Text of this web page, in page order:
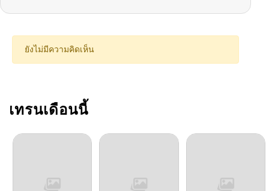
ยังไม่มีความคิดเห็น
เทรนเดือนนี้